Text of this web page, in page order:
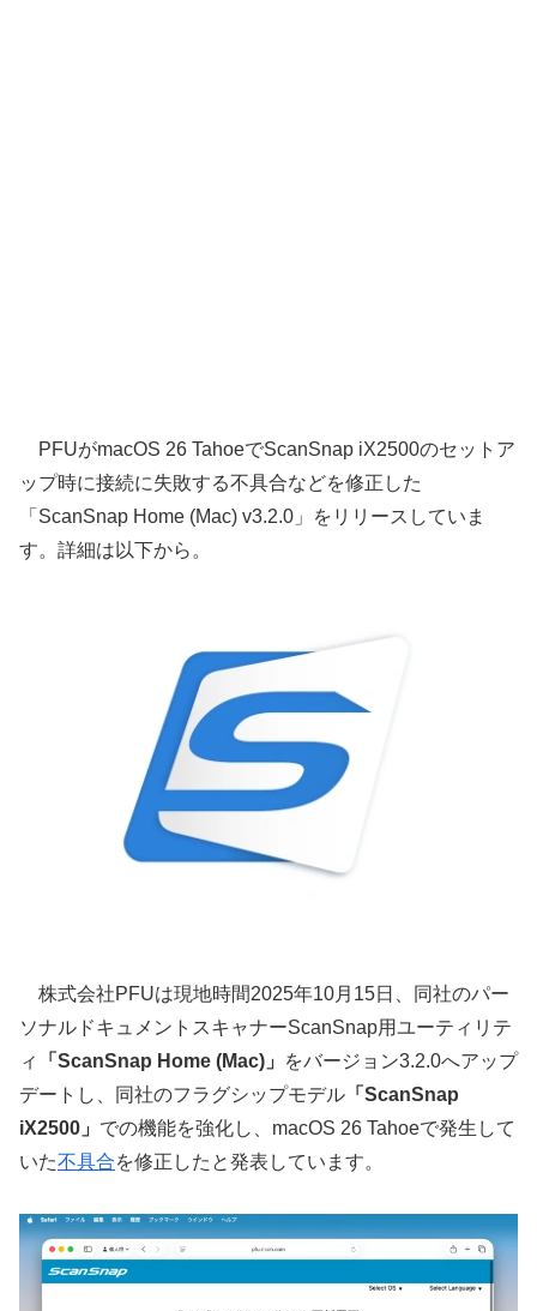
PFUがmacOS 26 TahoeでScanSnap iX2500のセットア
ップ時に接続に失敗する不具合などを修正した
「ScanSnap Home (Mac) v3.2.0」をリリースしていま
す。詳細は以下から。
株式会社PFUは現地時間2025年10月15日、同社のパー
ソナルドキュメントスキャナーScanSnap用ユーティリテ
ィ
「ScanSnap Home (Mac)」
をバージョン3.2.0へアップ
デートし、同社のフラグシップモデル 「ScanSnap
iX2500」 での機能を強化し、macOS 26 Tahoeで発生して
いた不具合を修正したと発表しています。